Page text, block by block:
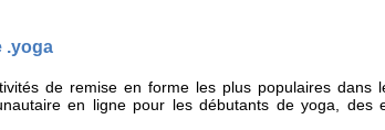
.yoga
de remise en forme les plus populaires dans
en ligne pour les débutants de yoga, des